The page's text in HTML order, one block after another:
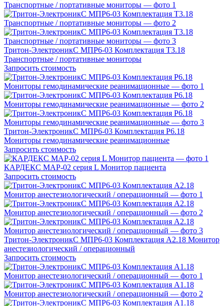
Тритон-ЭлектроникС МПР6-03 Комплектация Т3.18
Транспортные / портативные мониторы
Запросить стоимость
Тритон-ЭлектроникС МПР6-03 Комплектация Р6.18
Мониторы гемодинамические реанимационные
Запросить стоимость
КАРДЕКС МАР-02 серия L Монитор пациента
Запросить стоимость
Тритон-ЭлектроникС МПР6-03 Комплектация А2.18 Монитор
анестезиологический / операционный
Запросить стоимость